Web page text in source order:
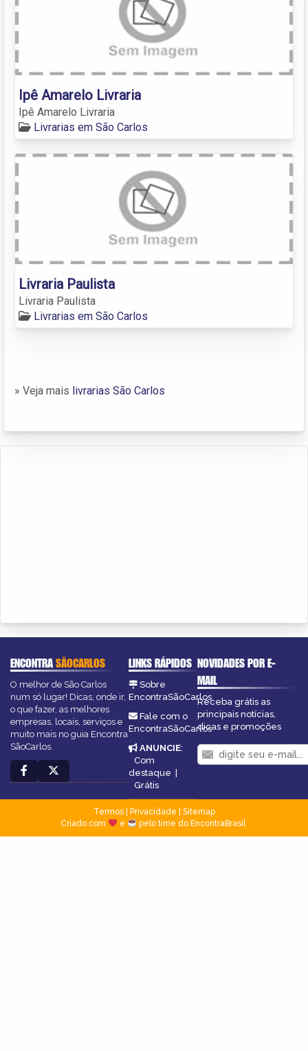
Ipê Amarelo Livraria
Ipê Amarelo Livraria
Livrarias em São Carlos
Livraria Paulista
Livraria Paulista
Livrarias em São Carlos
» Veja mais livrarias São Carlos
ENCONTRASÃOCARLOS
O melhor de São Carlos
num só lugar! Dicas, onde ir,
o que fazer, as melhores
empresas, locais, serviços e
muito mais no guia Encontra
SãoCarlos.
LINKS RÁPIDOS
Sobre
EncontraSãoCarlos
Fale com o
EncontraSãoCarlos
ANUNCIE:
Com
destaque |
Grátis
NOVIDADES POR E-
MAIL
Receba grátis as
principais notícias,
dicas e promoções
Termos| Privacidade
Sitemap
Criado com
e pelo time do EncontraBrasil